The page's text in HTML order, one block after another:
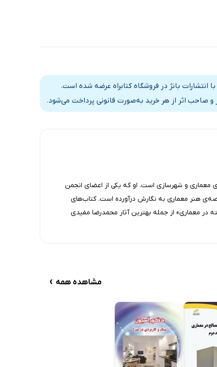
انتشارات بانژ در فروشگاه کتابراه عرضه شده است.
و صاحب اثر از هر خرید به‌صورت قانونی پرداخت می‌شود.
معماری و شهرسازی است. او که یکی از اعضای انجمن
هنر معماری به نگارش درآورده است. کتاب‌های
معماری» از جمله بهترین آثار محمدرضا مفیدی
مشاهده همه ›